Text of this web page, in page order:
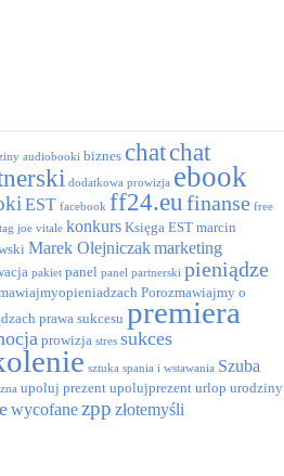
audiobooki biznes chatchat
dodatkowa prowizja ebook
EST facebook ff24.eufinanse free
joe vitale konkurs Księga EST marcin
Marek Olejniczakmarketing
pakiet panel panel partnerski pieniądze
Porozmawiajmy o
prawa sukcesu premiera
prowizja stres sukces
sztuka spania i wstawania Szuba
upoluj prezent upolujprezent urlop urodziny
wycofanezpp złotemyśli